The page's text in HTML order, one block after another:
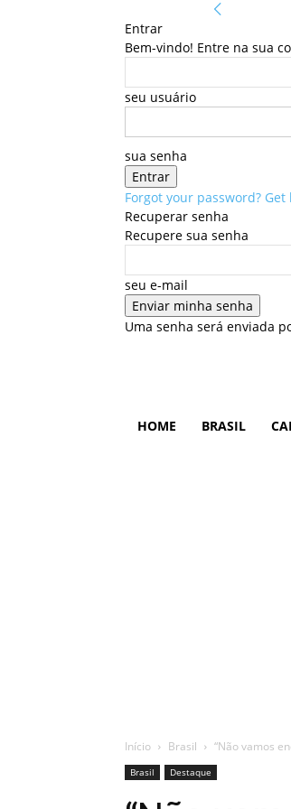
Entrar
Bem-vindo! Entre na sua
seu usuário
sua senha
Forgot your password? Get
Recuperar senha
Recupere sua senha
seu e-mail
Uma senha será enviada
HOME
BRASIL
Início Brasil “Não vamos
Brasil Destaque